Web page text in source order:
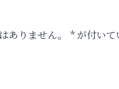
ありません。 *が付いて